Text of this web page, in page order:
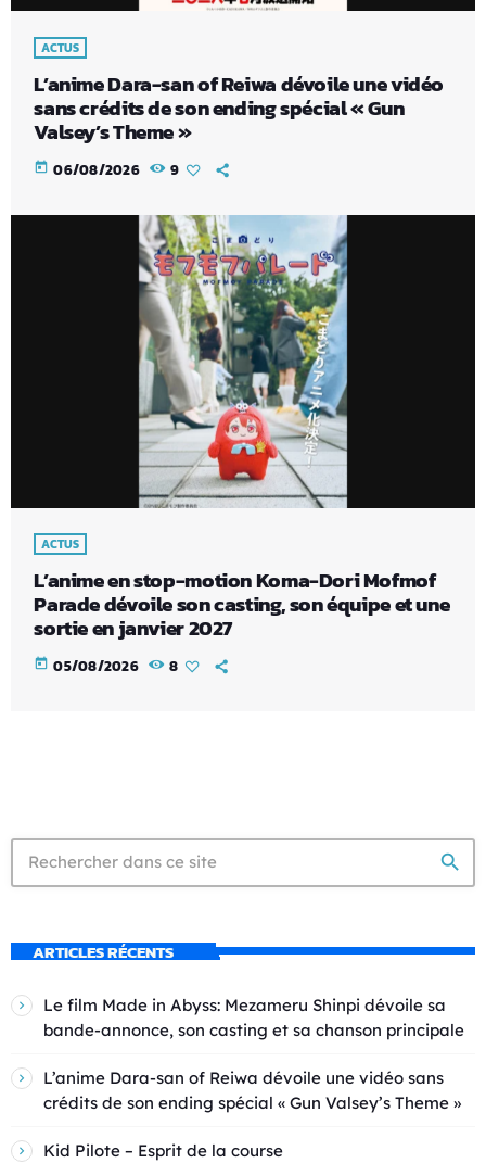
ACTUS
L’anime Dara-san of Reiwa dévoile une vidéo
sans crédits de son ending spécial « Gun
Valsey’s Theme »
today 06/08/2026 9
ACTUS
L’anime en stop-motion Koma-Dori Mofmof
Parade dévoile son casting, son équipe et une
sortie en janvier 2027
today 05/08/2026 8
search
ARTICLES RÉCENTS
Le film Made in Abyss: Mezameru Shinpi dévoile sa
bande-annonce, son casting et sa chanson principale
L’anime Dara-san of Reiwa dévoile une vidéo sans
crédits de son ending spécial « Gun Valsey’s Theme »
Kid Pilote – Esprit de la course